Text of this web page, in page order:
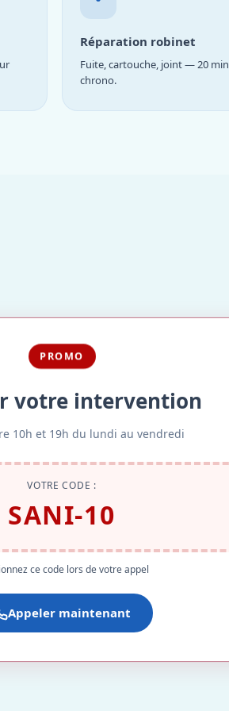
Réparation robinet
Fuite, cartouche, joint — 20 min
chrono.
PROMO
votre intervention
10h et 19h du lundi au vendredi
VOTRE CODE :
SANI-10
ce code lors de votre appel
Appeler maintenant